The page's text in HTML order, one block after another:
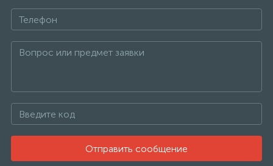
Отправить сообщение